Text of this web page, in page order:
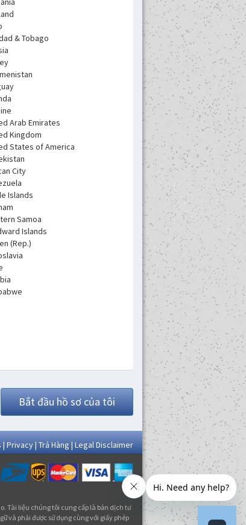
& Tobago
Arab Emirates
Kingdom
States of America
City
Islands
Samoa
Islands
(Rep.)
Bắt đầu hồ sơ của tôi
|Privacy|Trả Hàng|Legal Disclaimer
Tài liệu chúng tôi cung cấp là bản dịch tư
và phải được sử dụng cùng với giấy phép